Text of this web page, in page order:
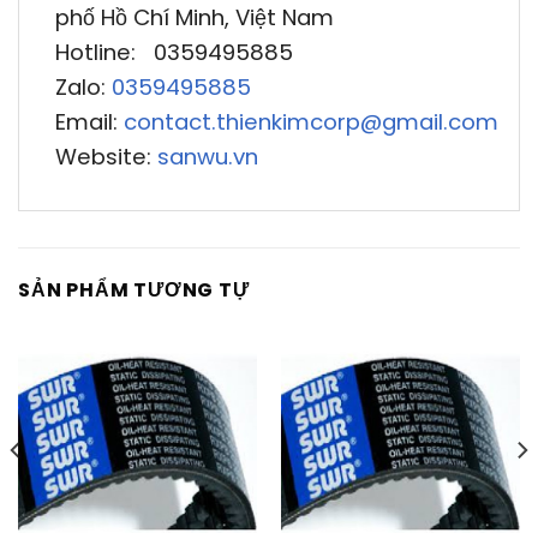
phố Hồ Chí Minh, Việt Nam
Hotline: 0359495885
Zalo: 0359495885
Email: contact.thienkimcorp@gmail.com
Website: sanwu.vn
SẢN PHẨM TƯƠNG TỰ